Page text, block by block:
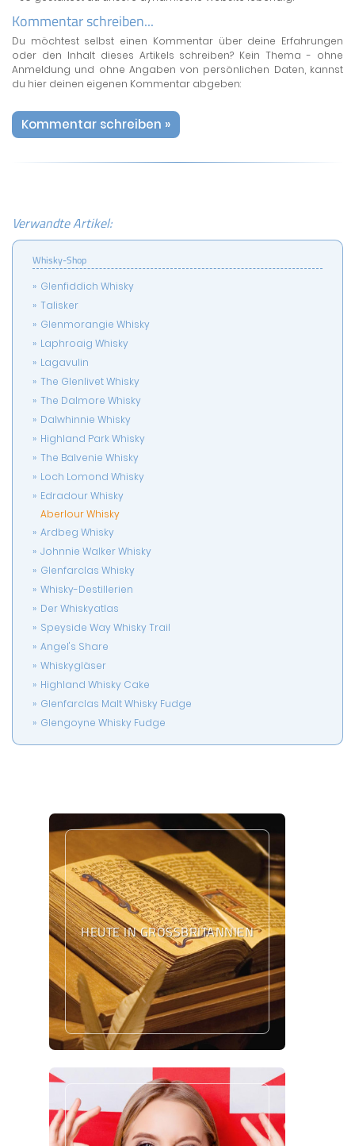
Kommentar schreiben...
Du möchtest selbst einen Kommentar über deine Erfahrungen
oder den Inhalt dieses Artikels schreiben? Kein Thema - ohne
Anmeldung und ohne Angaben von persönlichen Daten, kannst
du hier deinen eigenen Kommentar abgeben:
Kommentar schreiben »
Verwandte Artikel:
Whisky-Shop
Glenfiddich Whisky
Talisker
Glenmorangie Whisky
Laphroaig Whisky
Lagavulin
The Glenlivet Whisky
The Dalmore Whisky
Dalwhinnie Whisky
Highland Park Whisky
The Balvenie Whisky
Loch Lomond Whisky
Edradour Whisky
Aberlour Whisky
Ardbeg Whisky
Johnnie Walker Whisky
Glenfarclas Whisky
Whisky-Destillerien
Der Whiskyatlas
Speyside Way Whisky Trail
Angel's Share
Whiskygläser
Highland Whisky Cake
Glenfarclas Malt Whisky Fudge
Glengoyne Whisky Fudge
HEUTE IN GROSSBRITANNIEN